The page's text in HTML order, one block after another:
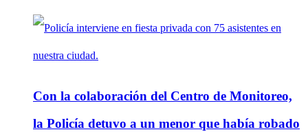
Con la colaboración del Centro de Monitoreo,
la Policía detuvo a un menor que había robado